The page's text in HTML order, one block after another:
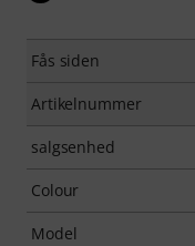
Fås siden
Artikelnummer
salgsenhed
Colour
Model